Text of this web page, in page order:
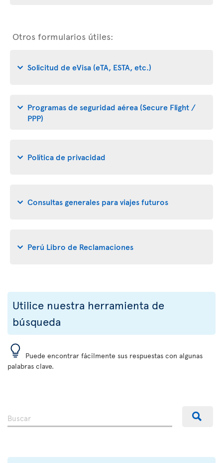
Otros formularios útiles:
Solicitud de eVisa (eTA, ESTA, etc.)
Programas de seguridad aérea (Secure Flight /
PPP)
Política de privacidad
Consultas generales para viajes futuros
Perú Libro de Reclamaciones
Utilice nuestra herramienta de
búsqueda
Puede encontrar fácilmente sus respuestas con algunas
palabras clave.